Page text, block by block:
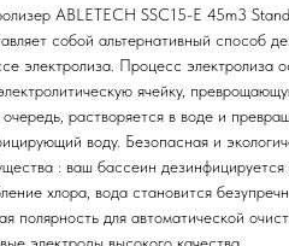
ABLETECH SSC15-E 45m3
собой альтернативный способ
электролиза. Процесс электролиза
ячейку,
растворяется в воде и
воду. Безопасная и
: ваш бассеин
хлора, вода становится
полярность для автоматической